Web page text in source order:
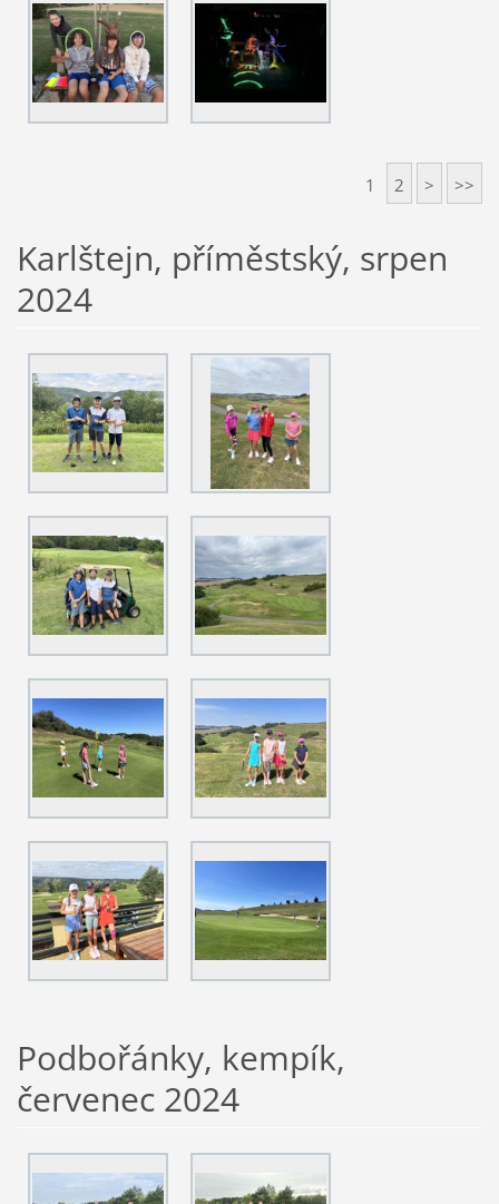
1 2 > >>
Karlštejn, příměstský, srpen
2024
Podbořánky, kempík,
červenec 2024